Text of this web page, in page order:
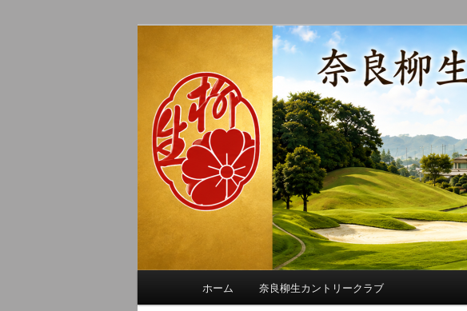
奈良柳生カントリーク
季節の話題、クラブの出来事、コースの改修・更新
れに発信します。
ホーム 奈良柳生カントリークラブ